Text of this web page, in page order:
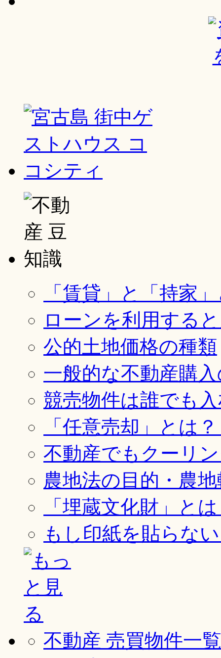
「賃貸」と「持家
ローンを利用する
公的土地価格の種類
一般的な不動産購
競売物件は誰でも
「任意売却」とは
不動産でもクーリ
農地法の目的・農
「埋蔵文化財」と
もし印紙を貼らな
不動産 売買物件一覧